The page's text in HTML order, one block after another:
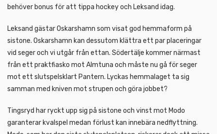
behöver bonus för att tippa hockey och Leksand idag.
Leksand gästar Oskarshamn som visat god hemmaform på
sistone. Oskarshamn kan dessutom klättra ett par placeringar
vid seger och vi utgår från ettan. Södertälje kommer närmast
från ett praktfiasko mot Almtuna och måste nu gå för seger
mot ett slutspelsklart Pantern. Lyckas hemmalaget ta sig
samman med kniven mot strupen och göra jobbet?
Tingsryd har ryckt upp sig på sistone och vinst mot Modo
garanterar kvalspel medan förlust kan innebära nedflyttning.